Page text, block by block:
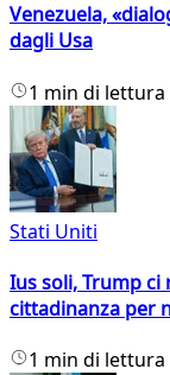
Venezuela,
dagli Usa
1 min di lettura
Stati Uniti
Ius soli, Trump
cittadinanza per
1 min di lettura